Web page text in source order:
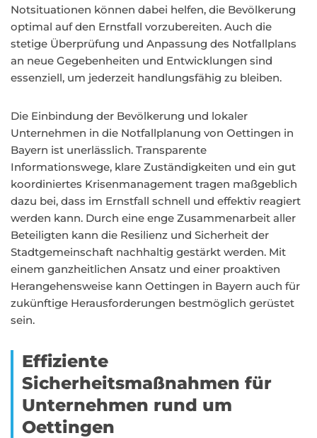
Notsituationen können dabei helfen, die Bevölkerung
optimal auf den Ernstfall vorzubereiten. Auch die
stetige Überprüfung und Anpassung des Notfallplans
an neue Gegebenheiten und Entwicklungen sind
essenziell, um jederzeit handlungsfähig zu bleiben.
Die Einbindung der Bevölkerung und lokaler
Unternehmen in die Notfallplanung von Oettingen in
Bayern ist unerlässlich. Transparente
Informationswege, klare Zuständigkeiten und ein gut
koordiniertes Krisenmanagement tragen maßgeblich
dazu bei, dass im Ernstfall schnell und effektiv reagiert
werden kann. Durch eine enge Zusammenarbeit aller
Beteiligten kann die Resilienz und Sicherheit der
Stadtgemeinschaft nachhaltig gestärkt werden. Mit
einem ganzheitlichen Ansatz und einer proaktiven
Herangehensweise kann Oettingen in Bayern auch für
zukünftige Herausforderungen bestmöglich gerüstet
sein.
Effiziente
Sicherheitsmaßnahmen für
Unternehmen rund um
Oettingen